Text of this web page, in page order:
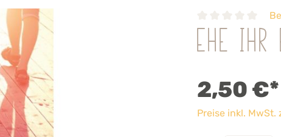
Ehe
2,50 €*
Preise inkl. MwSt.